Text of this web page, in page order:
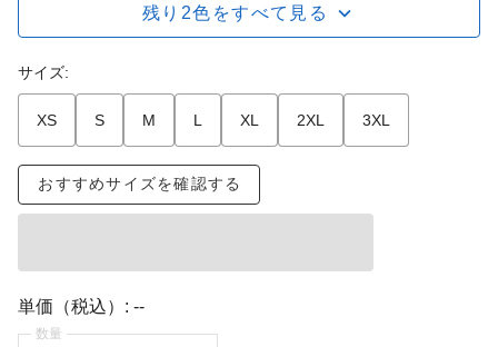
残り2色をすべて見る
サイズ:
XS S M L XL 2XL 3XL
おすすめサイズを確認する
単価（税込）: --
数量